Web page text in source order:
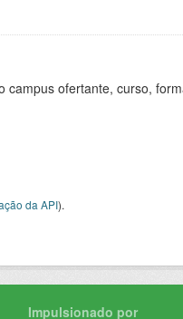
campus ofertante, curso,
da API).
Impulsionado por